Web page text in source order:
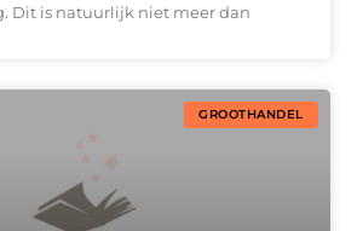
Dit is natuurlijk niet meer dan
GROOTHANDEL